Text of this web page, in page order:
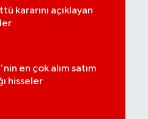
kararını açıklayan
en çok alım satım
hisseler